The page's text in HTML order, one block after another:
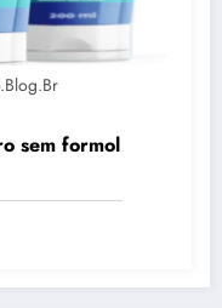
sem formol